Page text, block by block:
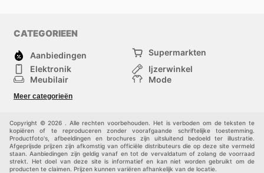
CATEGORIEEN
Aanbiedingen
Supermarkten
Elektronik
Ijzerwinkel
Meubilair
Mode
Schoonheid
Meer categorieën
Copyright © 2026 . Alle rechten voorbehouden. Het is verboden om de teksten te
kopiëren of te reproduceren zonder voorafgaande schriftelijke toestemming.
Productfoto's, afbeeldingen en brochures zijn uitsluitend bedoeld ter illustratie.
Afgeprijsde prijzen zijn afkomstig van officiële distributeurs die op deze site vermeld
staan. Aanbiedingen zijn geldig vanaf en tot de vervaldatum of zolang de voorraad
strekt. Het doel van deze site is informatief en kan niet worden gebruikt om de
producten te claimen. Prijzen kunnen variëren afhankelijk van de locatie.